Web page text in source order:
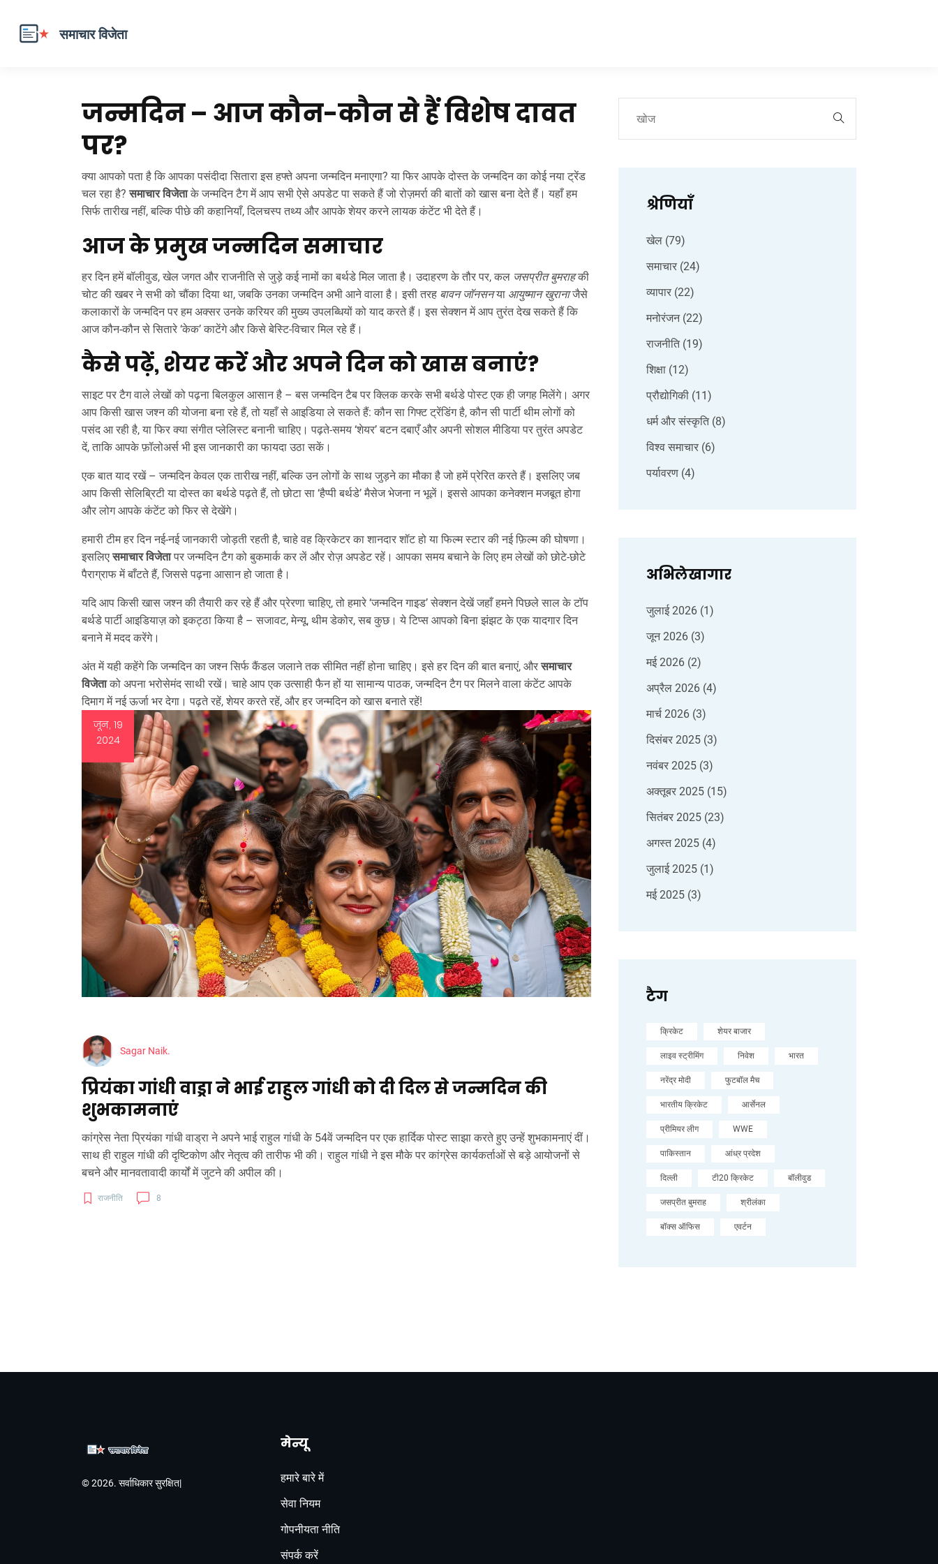
जन्मदिन – आज कौन-कौन से हैं विशेष दावत
पर?
क्या आपको पता है कि आपका पसंदीदा सितारा इस हफ्ते अपना जन्मदिन मनाएगा? या फिर आपके दोस्त के जन्मदिन का कोई नया ट्रेंड
चल रहा है?समाचार विजेताके जन्मदिन टैग में आप सभी ऐसे अपडेट पा सकते हैं जो रोज़मर्रा की बातों को खास बना देते हैं। यहाँ हम
सिर्फ तारीख नहीं, बल्कि पीछे की कहानियाँ, दिलचस्प तथ्य और आपके शेयर करने लायक कंटेंट भी देते हैं।
आज के प्रमुख जन्मदिन समाचार
हर दिन हमें बॉलीवुड, खेल जगत और राजनीति से जुड़े कई नामों का बर्थडे मिल जाता है। उदाहरण के तौर पर, कल जसप्रीत बुमराहकी
चोट की खबर ने सभी को चौंका दिया था, जबकि उनका जन्मदिन अभी आने वाला है। इसी तरह बावन जॉनसनया आयुष्मान खुरानाजैसे
कलाकारों के जन्मदिन पर हम अक्सर उनके करियर की मुख्य उपलब्धियों को याद करते हैं। इस सेक्शन में आप तुरंत देख सकते हैं कि
आज कौन-कौन से सितारे ‘केक’ काटेंगे और किसे बेस्टि‑विचार मिल रहे हैं।
कैसे पढ़ें, शेयर करें और अपने दिन को खास बनाएं?
साइट पर टैग वाले लेखों को पढ़ना बिलकुल आसान है – बस जन्मदिन टैब पर क्लिक करके सभी बर्थडे पोस्ट एक ही जगह मिलेंगे। अगर
आप किसी खास जश्न की योजना बना रहे हैं, तो यहाँ से आइडिया ले सकते हैं: कौन सा गिफ्ट ट्रेंडिंग है, कौन सी पार्टी थीम लोगों को
पसंद आ रही है, या फिर क्या संगीत प्लेलिस्ट बनानी चाहिए। पढ़ते‑समय ‘शेयर’ बटन दबाएँ और अपनी सोशल मीडिया पर तुरंत अपडेट
दें, ताकि आपके फ़ॉलोअर्स भी इस जानकारी का फायदा उठा सकें।
एक बात याद रखें – जन्मदिन केवल एक तारीख नहीं, बल्कि उन लोगों के साथ जुड़ने का मौका है जो हमें प्रेरित करते हैं। इसलिए जब
आप किसी सेलिब्रिटी या दोस्त का बर्थडे पढ़ते हैं, तो छोटा सा ‘हैप्पी बर्थडे’ मैसेज भेजना न भूलें। इससे आपका कनेक्शन मजबूत होगा
और लोग आपके कंटेंट को फिर से देखेंगे।
हमारी टीम हर दिन नई‑नई जानकारी जोड़ती रहती है, चाहे वह क्रिकेटर का शानदार शॉट हो या फिल्म स्टार की नई फ़िल्म की घोषणा।
इसलिएसमाचार विजेतापर जन्मदिन टैग को बुकमार्क कर लें और रोज़ अपडेट रहें। आपका समय बचाने के लिए हम लेखों को छोटे‑छोटे
पैराग्राफ में बाँटते हैं, जिससे पढ़ना आसान हो जाता है।
यदि आप किसी खास जश्न की तैयारी कर रहे हैं और प्रेरणा चाहिए, तो हमारे ‘जन्मदिन गाइड’ सेक्शन देखें जहाँ हमने पिछले साल के टॉप
बर्थडे पार्टी आइडियाज़ को इकट्ठा किया है – सजावट, मेन्यू, थीम डेकोर, सब कुछ। ये टिप्स आपको बिना झंझट के एक यादगार दिन
बनाने में मदद करेंगे।
अंत में यही कहेंगे कि जन्मदिन का जश्न सिर्फ कैंडल जलाने तक सीमित नहीं होना चाहिए। इसे हर दिन की बात बनाएं, औरसमाचार
विजेताको अपना भरोसेमंद साथी रखें। चाहे आप एक उत्साही फैन हों या सामान्य पाठक, जन्मदिन टैग पर मिलने वाला कंटेंट आपके
दिमाग में नई ऊर्जा भर देगा। पढ़ते रहें, शेयर करते रहें, और हर जन्मदिन को खास बनाते रहें!
जून, 19
2024
Sagar Naik.
प्रियंका गांधी वाड्रा ने भाई राहुल गांधी को दी दिल से जन्मदिन की
शुभकामनाएं
कांग्रेस नेता प्रियंका गांधी वाड्रा ने अपने भाई राहुल गांधी के 54वें जन्मदिन पर एक हार्दिक पोस्ट साझा करते हुए उन्हें शुभकामनाएं दीं।
साथ ही राहुल गांधी की दृष्टिकोण और नेतृत्व की तारीफ भी की। राहुल गांधी ने इस मौके पर कांग्रेस कार्यकर्ताओं से बड़े आयोजनों से
बचने और मानवतावादी कार्यों में जुटने की अपील की।
राजनीति 8
श्रेणियाँ
खेल (79)
समाचार (24)
व्यापार (22)
मनोरंजन (22)
राजनीति (19)
शिक्षा (12)
प्रौद्योगिकी (11)
धर्म और संस्कृति (8)
विश्व समाचार (6)
पर्यावरण (4)
अभिलेखागार
जुलाई 2026 (1)
जून 2026 (3)
मई 2026 (2)
अप्रैल 2026 (4)
मार्च 2026 (3)
दिसंबर 2025 (3)
नवंबर 2025 (3)
अक्तूबर 2025 (15)
सितंबर 2025 (23)
अगस्त 2025 (4)
जुलाई 2025 (1)
मई 2025 (3)
टैग
क्रिकेट शेयर बाजार
लाइव स्ट्रीमिंग निवेश भारत
नरेंद्र मोदी फुटबॉल मैच
भारतीय क्रिकेट आर्सेनल
प्रीमियर लीग WWE
पाकिस्तान आंध्र प्रदेश
दिल्ली टी20 क्रिकेट बॉलीवुड
जसप्रीत बुमराह श्रीलंका
बॉक्स ऑफिस एवर्टन
© 2026. सर्वाधिकार सुरक्षित|
मेन्यू
हमारे बारे में
सेवा नियम
गोपनीयता नीति
संपर्क करें